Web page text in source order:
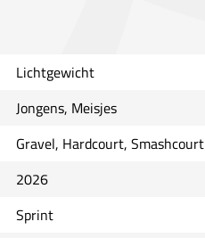
Lichtgewicht
Jongens, Meisjes
Gravel, Hardcourt, Smashcourt
2026
Sprint